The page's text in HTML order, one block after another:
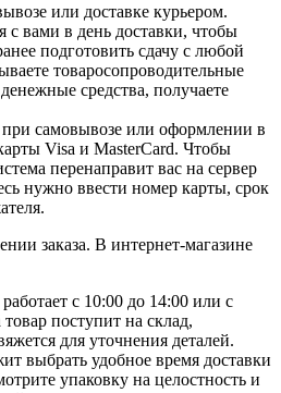
или доставке курьером.
с вами в день доставки, чтобы
подготовить сдачу с любой
товаросопроводительные
средства, получаете
самовывозе или оформлении в
Visa и MasterCard. Чтобы
перенаправит вас на сервер
нужно ввести номер карты, срок
заказа. В интернет-магазине
с 10:00 до 14:00 или с
поступит на склад,
для уточнения деталей.
выбрать удобное время доставки
упаковку на целостность и